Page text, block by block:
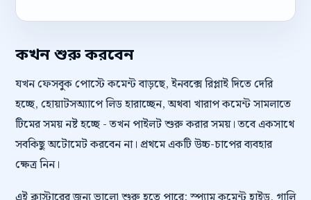
কখন শুরু করবেন
যখন ফেসবুক পোস্টে কমেন্ট বাড়ছে, ইনবক্সে রিপ্লাই দিতে দেরি
হচ্ছে, হোয়াটসঅ্যাপে লিড হারাচ্ছেন, অথবা খারাপ কমেন্ট সামলাতে
টিমের সময় নষ্ট হচ্ছে - তখন পাইলট শুরু করার সময়। তবে একসাথে
সবকিছু অটোমেট করবেন না। প্রথমে একটি উচ্চ-চাপের ব্যবহার
ক্ষেত্র নিন।